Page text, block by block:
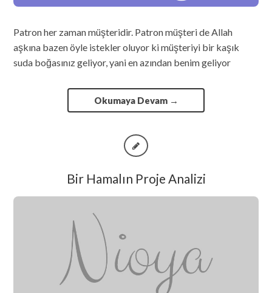
Patron her zaman müşteridir. Patron müşteri de Allah
aşkına bazen öyle istekler oluyor ki müşteriyi bir kaşık
suda boğasınız geliyor, yani en azından benim geliyor
Okumaya Devam →
Bir Hamalın Proje Analizi